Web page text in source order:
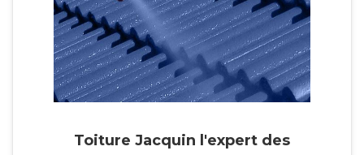
Toiture Jacquin l'expert des